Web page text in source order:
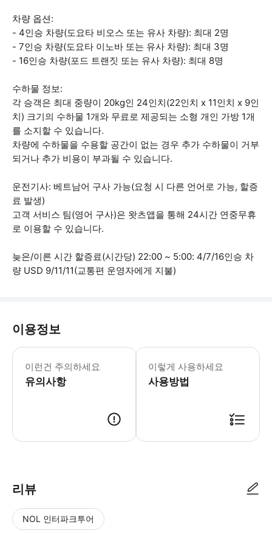
차량 옵션:
- 4인승 차량(도요타 비오스 또는 유사 차량): 최대 2명
- 7인승 차량(도요타 이노바 또는 유사 차량): 최대 3명
- 16인승 차량(포드 트랜짓 또는 유사 차량): 최대 8명
수하물 정보:
각 승객은 최대 중량이 20kg인 24인치(22인치 x 11인치 x 9인
치) 크기의 수하물 1개와 무료로 제공되는 소형 개인 가방 1개
를 소지할 수 있습니다.
차량에 수하물을 수용할 공간이 없는 경우 추가 수하물이 거부
되거나 추가 비용이 부과될 수 있습니다.
운전기사: 베트남어 구사 가능(요청 시 다른 언어로 가능, 할증
료 발생)
고객 서비스 팀(영어 구사)은 왓츠앱을 통해 24시간 연중무휴
로 이용할 수 있습니다.
늦은/이른 시간 할증료(시간당) 22:00 ~ 5:00: 4/7/16인승 차
량 USD 9/11/11(교통편 운영자에게 지불)
이용정보
이런건 주의하세요
유의사항
- 환승 서비스 담당자가 예약 후 24시
이렇게 사용하세요
사용방법
리뷰
NOL 인터파크투어